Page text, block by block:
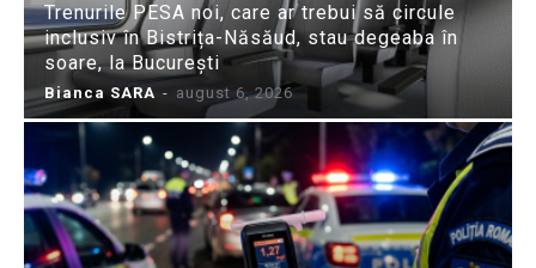
Trenurile PESA noi, care ar trebui să circule
inclusiv în Bistrița-Năsăud, stau degeaba în
soare, la București
Bianca SARA - august 6, 2026